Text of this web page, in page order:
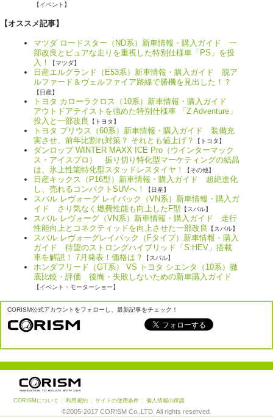
【イベント】
【オススメ記事】
マツダ ロードスター（ND系）新車情報・購入ガイド 一
部改良とピュアな走りを重視した特別仕様車「PS」を投
入！
【マツダ】
日産エルグランド（E53系）新車情報・購入ガイド 脱ア
ルファード＆ヴェルファイア路線で勝機を見出した！？
【日産】
トヨタ カローラクロス（10系）新車情報・購入ガイド
アウトドアテイストを強めた特別仕様車 「Z Adventure」
投入と一部改良
【トヨタ】
トヨタ プリウス（60系）新車情報・購入ガイド 装備充
実させ、前年比割れ対策？ それとも値上げ？
【トヨタ】
ダンロップ WINTER MAXX ICE Pro（ウインターマック
ス・アイスプロ） 振り切り特化型マーケティングの結晶
は、氷上性能特化型スタッドレスタイヤ！
【その他】
日産キックス（P16型）新車情報・購入ガイド 超絶進化
し、売れるコンパクトSUVへ！
【日産】
スバル レヴォーグ レイバック（VN系）新車情報・購入ガ
イド さり気なく燃費性能も向上したF型 【スバル】
スバル レヴォーグ（VN系）新車情報・購入ガイド 走行
性能向上とコネクティッドを向上させた一部改良
【スバル】
スバル レヴォーグレイバック（Fタイプ）新車情報・購入
ガイド 待望のストロングハイブリッド「S:HEV」搭載
車を解説！ 7月発表！価格は？
【スバル】
ホンダフリード（GT系） VS トヨタ シエンタ（10系）徹
底比較・評価 後悔・失敗しないための新車購入ガイド
【イベント・モーターショー】
CORISM公式アカウントをフォローし、最新記事をチェック！
CORISMについて 利用規約 サイトの使用条件 個人情報の保護
©2005-2017 CORISM Co.,LTD. All rights reserved.